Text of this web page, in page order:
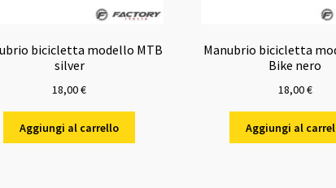
bicicletta modello MTB
silver
18,00€
Aggiungi al carrello
Manubrio bicicletta
Bike nero
18,00€
Aggiungi al